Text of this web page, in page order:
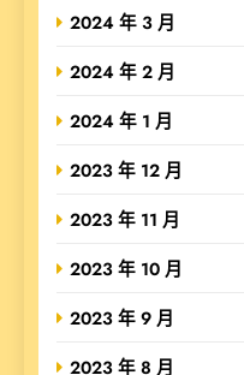
2024 年 3 月
2024 年 2 月
2024 年 1 月
2023 年 12 月
2023 年 11 月
2023 年 10 月
2023 年 9 月
2023 年 8 月